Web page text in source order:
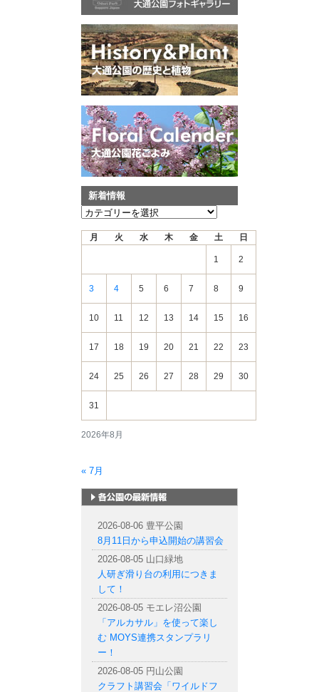
新着情報
新
2026年8月
月 火 水 木 金 土 日
1 2
3 4 5 6 7 8 9
10 11 12 13 14 15 16
17 18 19 20 21 22 23
24 25 26 27 28 29 30
31
« 7月
2026-08-06 豊平公園
8月11日から申込開始の講習会
2026-08-05 山口緑地
人研ぎ滑り台の利用につきま
して！
2026-08-05 モエレ沼公園
「アルカサル」を使って楽し
む MOYS連携スタンプラリ
ー！
2026-08-05 円山公園
クラフト講習会「ワイルドフ